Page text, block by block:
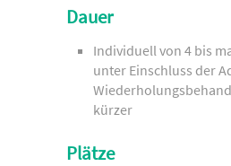
Dauer
Individuell von 4 bis
unter Einschluss der
kürzer
Plätze